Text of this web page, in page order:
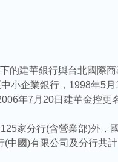
建華銀行與台北國際商
小企業銀行，1998年5
年7月20日建華金控更
家分行(含營業部)外，
國)有限公司及分行共